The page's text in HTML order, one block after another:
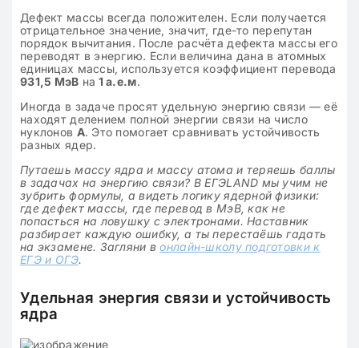
Дефект массы всегда положителен. Если получается
отрицательное значение, значит, где-то перепутан
порядок вычитания. После расчёта дефекта массы его
переводят в энергию. Если величина дана в атомных
единицах массы, используется коэффициент перевода
931,5 МэВ на 1 а.е.м.
Иногда в задаче просят удельную энергию связи — её
находят делением полной энергии связи на число
нуклонов A. Это помогает сравнивать устойчивость
разных ядер.
Путаешь массу ядра и массу атома и теряешь баллы
в задачах на энергию связи? В ЕГЭLAND мы учим не
зубрить формулы, а видеть логику ядерной физики:
где дефект массы, где перевод в МэВ, как не
попасться на ловушку с электронами. Наставник
разбирает каждую ошибку, а ты перестаёшь гадать
на экзамене. Загляни вонлайн-школу подготовки к
ЕГЭ и ОГЭ.
Удельная энергия связи и устойчивость
ядра